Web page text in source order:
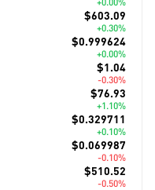
$603.09
+0.30%
$0.999624
+0.00%
$1.04
-0.30%
$76.93
+1.10%
$0.329711
+0.10%
$0.069987
-0.10%
$510.52
-0.50%